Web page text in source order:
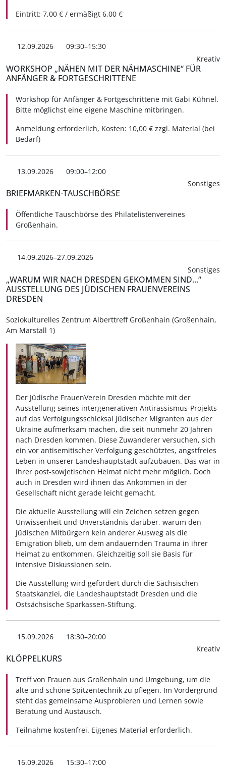
Eintritt: 7,00 € / ermäßigt 6,00 €
12.09.2026
09:30–15:30
Kreativ
WORKSHOP „NÄHEN MIT DER NÄHMASCHINE“ FÜR
ANFÄNGER & FORTGESCHRITTENE
Workshop für Anfänger & Fortgeschrittene mit Gabi Kühnel.
Bitte möglichst eine eigene Maschine mitbringen.
Anmeldung erforderlich, Kosten: 10,00 € zzgl. Material (bei
Bedarf)
13.09.2026
09:00–12:00
Sonstiges
BRIEFMARKEN-TAUSCHBÖRSE
Öffentliche Tauschbörse des Philatelistenvereines
Großenhain.
14.09.2026–27.09.2026
Sonstiges
„WARUM WIR NACH DRESDEN GEKOMMEN SIND...“
AUSSTELLUNG DES JÜDISCHEN FRAUENVEREINS
DRESDEN
Soziokulturelles Zentrum Alberttreff Großenhain (Großenhain,
Am Marstall 1)
Der Jüdische FrauenVerein Dresden möchte mit der
Ausstellung seines intergenerativen Antirassismus-Projekts
auf das Verfolgungsschicksal jüdischer Migranten aus der
Ukraine aufmerksam machen, die seit nunmehr 20 Jahren
nach Dresden kommen. Diese Zuwanderer versuchen, sich
ein vor antisemitischer Verfolgung geschütztes, angstfreies
Leben in unserer Landeshauptstadt aufzubauen. Das war in
ihrer post-sowjetischen Heimat nicht mehr möglich. Doch
auch in Dresden wird ihnen das Ankommen in der
Gesellschaft nicht gerade leicht gemacht.
Die aktuelle Ausstellung will ein Zeichen setzen gegen
Unwissenheit und Unverständnis darüber, warum den
jüdischen Mitbürgern kein anderer Ausweg als die
Emigration blieb, um dem andauernden Trauma in ihrer
Heimat zu entkommen. Gleichzeitig soll sie Basis für
intensive Diskussionen sein.
Die Ausstellung wird gefördert durch die Sächsischen
Staatskanzlei, die Landeshauptstadt Dresden und die
Ostsächsische Sparkassen-Stiftung.
15.09.2026
18:30–20:00
Kreativ
KLÖPPELKURS
Treff von Frauen aus Großenhain und Umgebung, um die
alte und schöne Spitzentechnik zu pflegen. Im Vordergrund
steht das gemeinsame Ausprobieren und Lernen sowie
Beratung und Austausch.
Teilnahme kostenfrei. Eigenes Material erforderlich.
16.09.2026
15:30–17:00